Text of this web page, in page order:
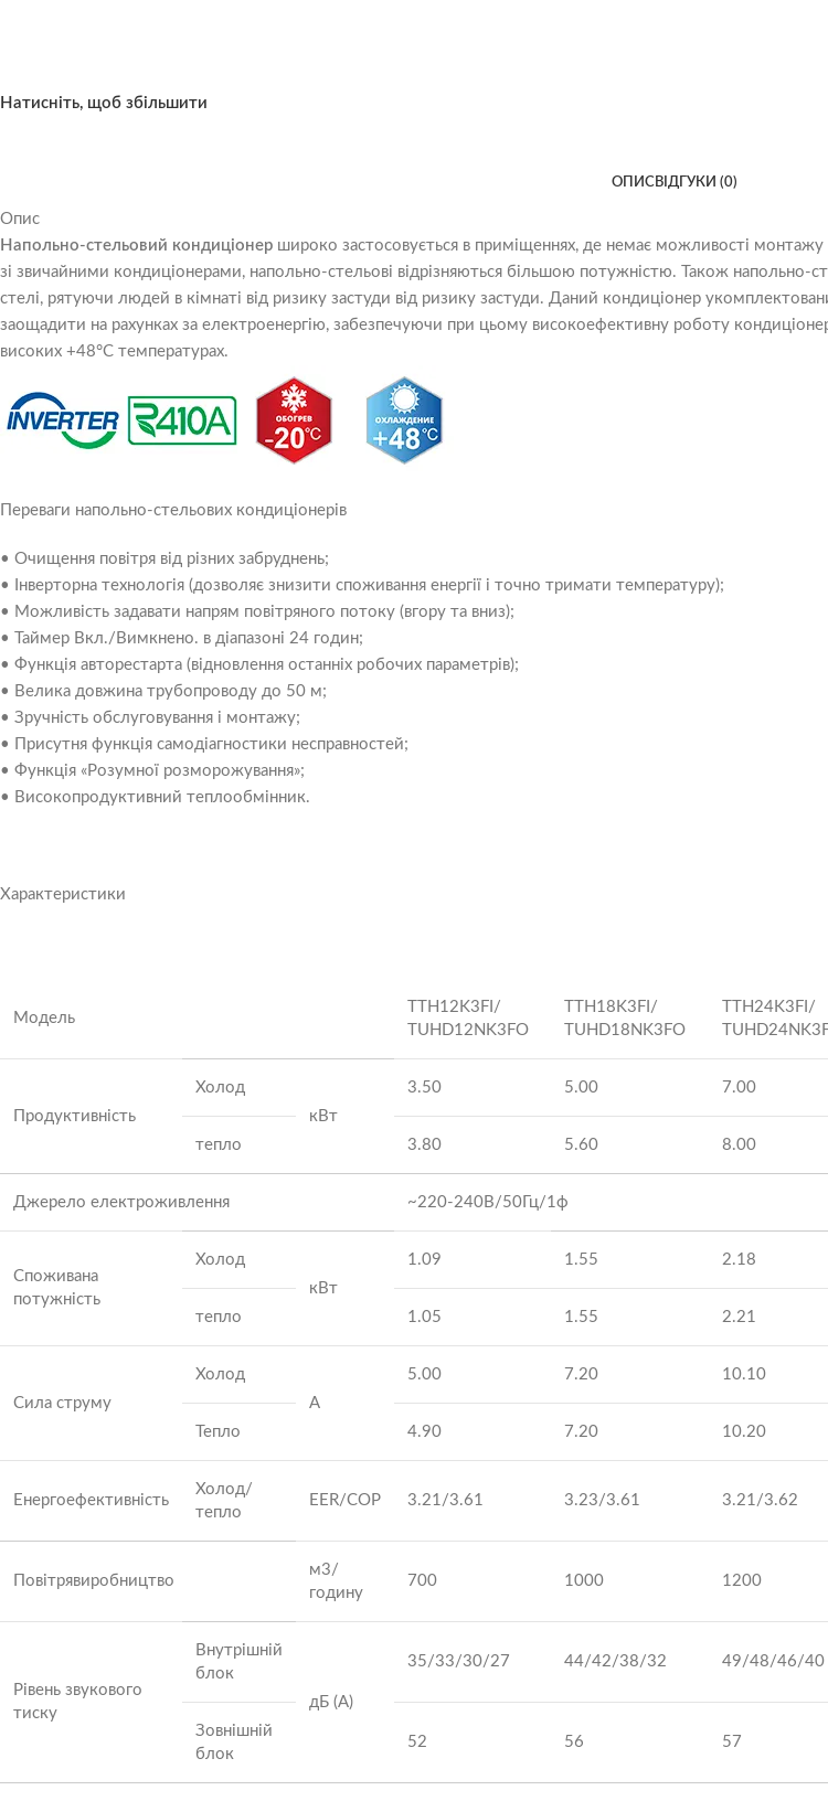
Натисніть, щоб збільшити
ОПИСВІДГУКИ (0)
Опис
Напольно-стельовий кондиціонер широко застосовується в приміщеннях, де немає можливості монтажу
зі звичайними кондиціонерами, напольно-стельові відрізняються більшою потужністю. Також напольно-
стелі, рятуючи людей в кімнаті від ризику застуди від ризику застуди. Даний кондиціонер
заощадити на рахунках за електроенергію, забезпечуючи при цьому високоефективну роботу
високих +48°C температурах.
Переваги напольно-стельових кондиціонерів
• Очищення повітря від різних забруднень;
• Інверторна технологія (дозволяє знизити споживання енергії і точно тримати температуру);
• Можливість задавати напрям повітряного потоку (вгору та вниз);
• Таймер Вкл./Вимкнено. в діапазоні 24 годин;
• Функція авторестарта (відновлення останніх робочих параметрів);
• Велика довжина трубопроводу до 50 м;
• Зручність обслуговування і монтажу;
• Присутня функція самодіагностики несправностей;
• Функція «Розумної розморожування»;
• Високопродуктивний теплообмінник.
Характеристики
Модель
TTH12K3FI/
TUHD12NK3FO
TTH18K3FI/
TUHD18NK3FO
TTH24K3FI/
Продуктивність
Холод
кВт
3.50 5.00 7.00
тепло 3.80 5.60 8.00
Джерело електроживлення ~220-240В/50Гц/1ф
Споживана
потужність
Холод
кВт
1.09 1.55 2.18
тепло 1.05 1.55 2.21
Сила струму
Холод
А
5.00 7.20 10.10
Тепло 4.90 7.20 10.20
Енергоефективність
Холод/
тепло
EER/COP 3.21/3.61 3.23/3.61 3.21/3.62
Повітрявиробництво
м3/
годину
700 1000 1200
Рівень звукового
тиску
Внутрішній
блок
дБ (А)
35/33/30/27 44/42/38/32 49/48/46/40
Зовнішній
блок
52 56 57